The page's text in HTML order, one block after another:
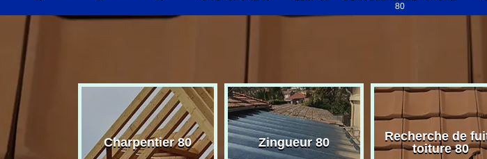
80
80 Charpentier 80 Zingueur 80
Recherche de
toiture 80